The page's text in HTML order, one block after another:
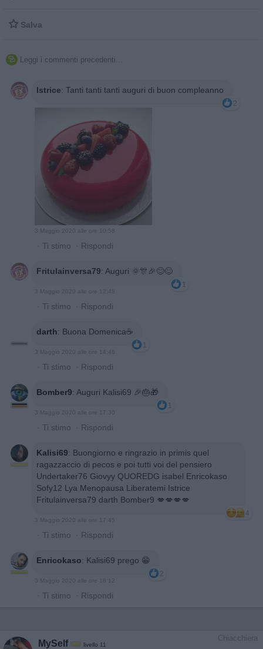
 Salva
 Leggi i commenti precedenti...
Istrice: Tanti tanti tanti auguri di buon compleanno
2
3 Maggio 2020 alle ore 10:58
· Ti stimo · Rispondi
Fritulainversa79: Auguri 🌞🎊🎉😊😊
1
3 Maggio 2020 alle ore 12:48
· Ti stimo · Rispondi
darth: Buona Domenica☕️
1
3 Maggio 2020 alle ore 14:46
· Ti stimo · Rispondi
Bomber9: Auguri Kalisi69 🎉🎂🎁
1
3 Maggio 2020 alle ore 17:30
· Ti stimo · Rispondi
Kalisi69: Buongiorno e ringrazio in primis quel
ragazzaccio di pecos e poi tutti voi del pensiero
Undertaker76 Giovyy QUOREDG isabel Enricokaso
Sofy12 Lya Menopausa Liberatemi Istrice
Fritulainversa79 darth Bomber9 💋💋💋💋
4
3 Maggio 2020 alle ore 17:45
· Ti stimo · Rispondi
Enricokaso: Kalisi69 prego 😁
2
3 Maggio 2020 alle ore 18:12
· Ti stimo · Rispondi
Chiacchiera
MySelf livello 11